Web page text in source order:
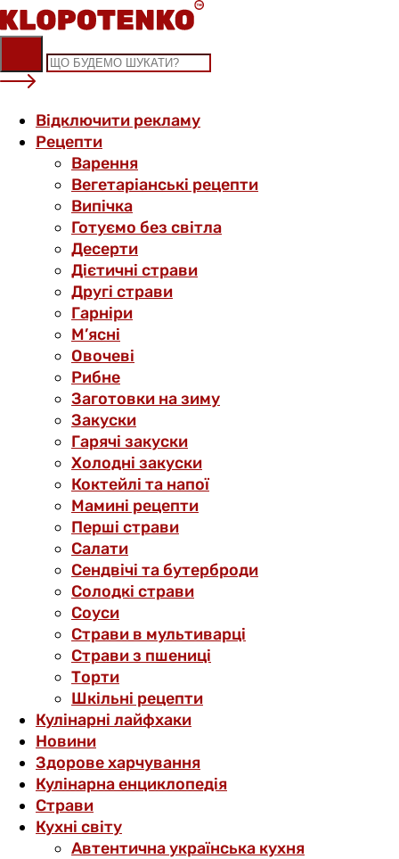
Skip
to
content
Відключити рекламу
Рецепти
Варення
Вегетаріанські рецепти
Випічка
Готуємо без світла
Десерти
Дієтичні страви
Другі страви
Гарніри
М’ясні
Овочеві
Рибне
Заготовки на зиму
Закуски
Гарячі закуски
Холодні закуски
Коктейлі та напої
Мамині рецепти
Перші страви
Салати
Сендвічі та бутерброди
Солодкі страви
Соуси
Страви в мультиварці
Страви з пшениці
Торти
Шкільні рецепти
Кулінарні лайфхаки
Новини
Здорове харчування
Кулінарна енциклопедія
Страви
Кухні світу
Автентична українська кухня